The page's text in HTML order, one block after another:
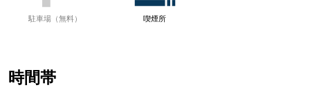
駐車場（無料） 喫煙所
時間帯